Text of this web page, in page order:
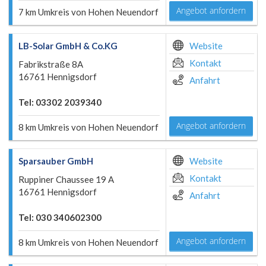
7 km Umkreis von Hohen Neuendorf Angebot anfordern
LB-Solar GmbH & Co.KG
Fabrikstraße 8A
16761 Hennigsdorf
Tel: 03302 2039340
8 km Umkreis von Hohen Neuendorf
Website
Kontakt
Anfahrt
Angebot anfordern
Sparsauber GmbH
Ruppiner Chaussee 19 A
16761 Hennigsdorf
Tel: 030 340602300
8 km Umkreis von Hohen Neuendorf
Website
Kontakt
Anfahrt
Angebot anfordern